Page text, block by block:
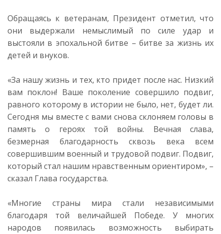
Обращаясь к ветеранам, Президент отметил, что
они выдержали немыслимый по силе удар и
выстояли в эпохальной битве – битве за жизнь их
детей и внуков.
«За нашу жизнь и тех, кто придет после нас. Низкий
вам поклон! Ваше поколение совершило подвиг,
равного которому в истории не было, нет, будет ли.
Сегодня мы вместе с вами снова склоняем головы в
память о героях той войны. Вечная слава,
безмерная благодарность сквозь века всем
совершившим военный и трудовой подвиг. Подвиг,
который стал нашим нравственным ориентиром», –
сказал Глава государства.
«Многие страны мира стали независимыми
благодаря той величайшей Победе. У многих
народов появилась возможность выбирать